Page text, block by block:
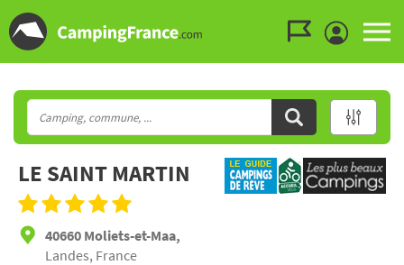
LE SAINT MARTIN
40660 Moliets-et-Maa,
Landes, France